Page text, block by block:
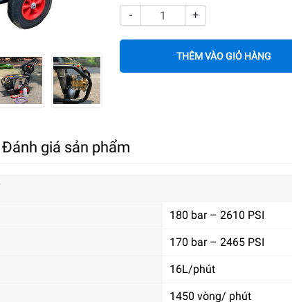
-
+
THÊM VÀO GIỎ HÀNG
Đánh giá sản phẩm
180 bar – 2610 PSI
170 bar – 2465 PSI
16L/phút
1450 vòng/ phút